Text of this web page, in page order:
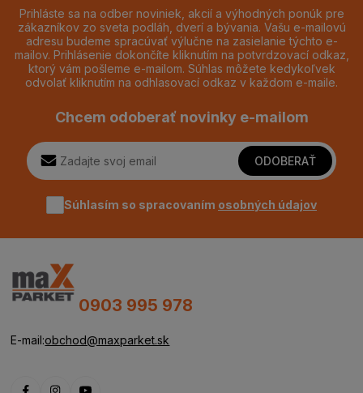
Prihláste sa na odber noviniek, akcií a výhodných ponúk pre
zákazníkov zo sveta podláh, dverí a bývania. Vašu e-mailovú
adresu budeme spracúvať výlučne na zasielanie týchto e-
mailov. Prihlásenie dokončíte kliknutím na potvrdzovací odkaz,
ktorý vám pošleme e-mailom. Súhlas môžete kedykoľvek
odvolať kliknutím na odhlasovací odkaz v každom e-maile.
Chcem odoberať novinky e-mailom
ODOBERAŤ
Súhlasím so spracovaním osobných údajov
0903 995 978
E-mail:obchod@maxparket.sk